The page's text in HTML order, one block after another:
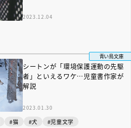
2023.12.04
青い鳥文庫
シートンが「環境保護運動の先駆
者」といえるワケ…児童書作家が
解説
2023.01.30
#猫 #犬 #児童文学